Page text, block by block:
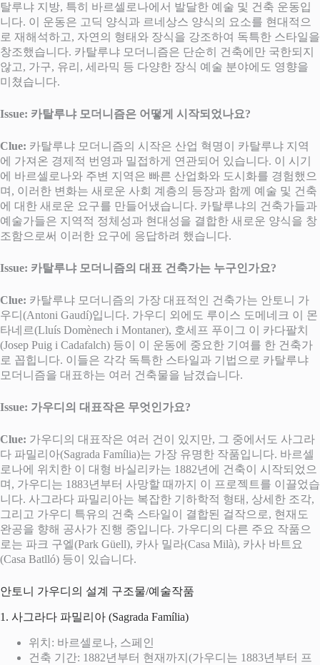
탈루냐 지방, 특히 바르셀로나에서 발달한 예술 및 건축 운동입
니다. 이 운동은 고딕 양식과 르네상스 양식의 요소를 현대적으
로 재해석하고, 자연의 형태와 장식을 강조하여 독특한 스타일을
창조했습니다. 카탈루냐 모더니즘은 단순히 건축에만 국한되지
않고, 가구, 유리, 세라믹 등 다양한 장식 예술 분야에도 영향을
미쳤습니다.
Issue: 카탈루냐 모더니즘은 어떻게 시작되었나요?
Clue: 카탈루냐 모더니즘의 시작은 산업 혁명이 카탈루냐 지역
에 가져온 경제적 번영과 밀접하게 연관되어 있습니다. 이 시기
에 바르셀로나와 주변 지역은 빠른 산업화와 도시화를 경험했으
며, 이러한 변화는 새로운 사회 계층의 등장과 함께 예술 및 건축
에 대한 새로운 요구를 만들어냈습니다. 카탈루냐의 건축가들과
예술가들은 지역적 정체성과 현대성을 결합한 새로운 양식을 창
조함으로써 이러한 요구에 응답하려 했습니다.
Issue: 카탈루냐 모더니즘의 대표 건축가는 누구인가요?
Clue: 카탈루냐 모더니즘의 가장 대표적인 건축가는 안토니 가
우디(Antoni Gaudí)입니다. 가우디 외에도 루이스 도메네크 이 몬
타네르(Lluís Domènech i Montaner), 호세프 푸이그 이 카다팔치
(Josep Puig i Cadafalch) 등이 이 운동에 중요한 기여를 한 건축가
로 꼽힙니다. 이들은 각각 독특한 스타일과 기법으로 카탈루냐
모더니즘을 대표하는 여러 건축물을 남겼습니다.
Issue: 가우디의 대표작은 무엇인가요?
Clue: 가우디의 대표작은 여러 건이 있지만, 그 중에서도 사그라
다 파밀리아(Sagrada Família)는 가장 유명한 작품입니다. 바르셀
로나에 위치한 이 대형 바실리카는 1882년에 건축이 시작되었으
며, 가우디는 1883년부터 사망할 때까지 이 프로젝트를 이끌었습
니다. 사그라다 파밀리아는 복잡한 기하학적 형태, 상세한 조각,
그리고 가우디 특유의 건축 스타일이 결합된 걸작으로, 현재도
완공을 향해 공사가 진행 중입니다. 가우디의 다른 주요 작품으
로는 파크 구엘(Park Güell), 카사 밀라(Casa Milà), 카사 바트요
(Casa Batlló) 등이 있습니다.
안토니 가우디의 설계 구조물/예술작품
1. 사그라다 파밀리아 (Sagrada Família)
위치: 바르셀로나, 스페인
건축 기간: 1882년부터 현재까지(가우디는 1883년부터 프